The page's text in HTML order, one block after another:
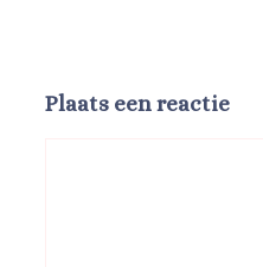
Plaats een reactie